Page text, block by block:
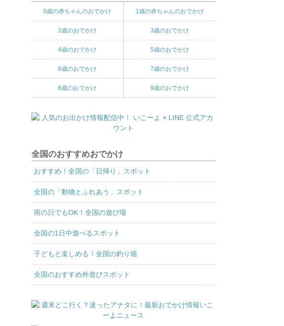
0歳の赤ちゃんのおでかけ 1歳の赤ちゃんのおでかけ
2歳のおでかけ 3歳のおでかけ
4歳のおでかけ 5歳のおでかけ
6歳のおでかけ 7歳のおでかけ
8歳のおでかけ 9歳のおでかけ
全国のおすすめおでかけ
おすすめ！全国の「日帰り」スポット
全国の「動物とふれあう」スポット
雨の日でもOK！全国の遊び場
全国の1日中遊べるスポット
子どもと楽しめる！全国の釣り堀
全国のおすすめ外遊びスポット